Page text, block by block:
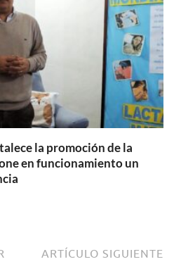
la promoción de la
en funcionamiento un
ARTÍCULO SIGUIENTE